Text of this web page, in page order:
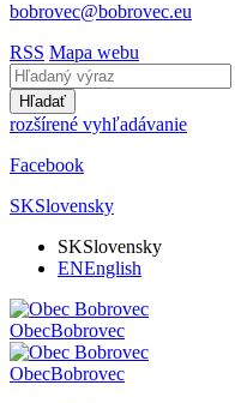
bobrovec@bobrovec.eu
RSS Mapa webu
Hľadať
rozšírené vyhľadávanie
Facebook
SKSlovensky
SKSlovensky
ENEnglish
ObecBobrovec
ObecBobrovec